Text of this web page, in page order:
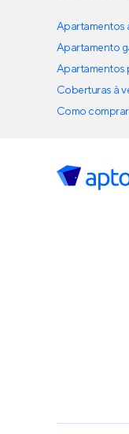
Apartamentos
Apartamento
Apartamentos
Coberturas à
Como